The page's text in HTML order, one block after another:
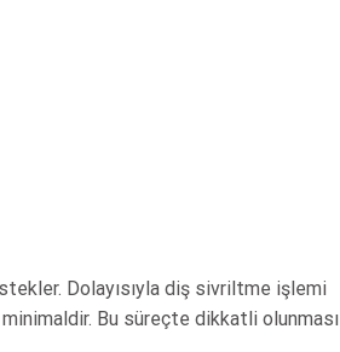
Dolayısıyla diş sivriltme işlemi
minimaldir. Bu süreçte dikkatli olunması